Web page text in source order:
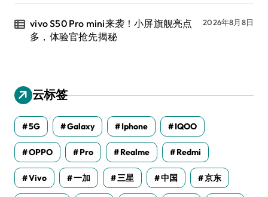
vivo S50 Pro mini来袭！小屏旗舰亮点
多，体验官抢先揭秘
2026年8月8日
云标签
5G Galaxy Iphone IQOO
OPPO Pro Realme Redmi
Vivo 一加 三星 中国 京东